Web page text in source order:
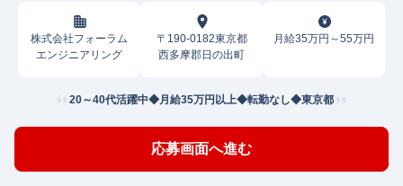
株式会社フォーラム
エンジニアリング
〒190-0182東京都
西多摩郡日の出町
月給35万円～55万円
20～40代活躍中◆月給35万円以上◆転勤なし◆東京都
応募画面へ進む